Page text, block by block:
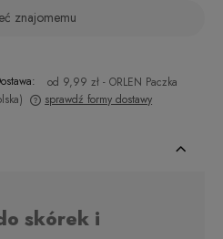
znajomemu
od 9,99 zł - ORLEN Paczka
sprawdź formy dostawy
skórek i